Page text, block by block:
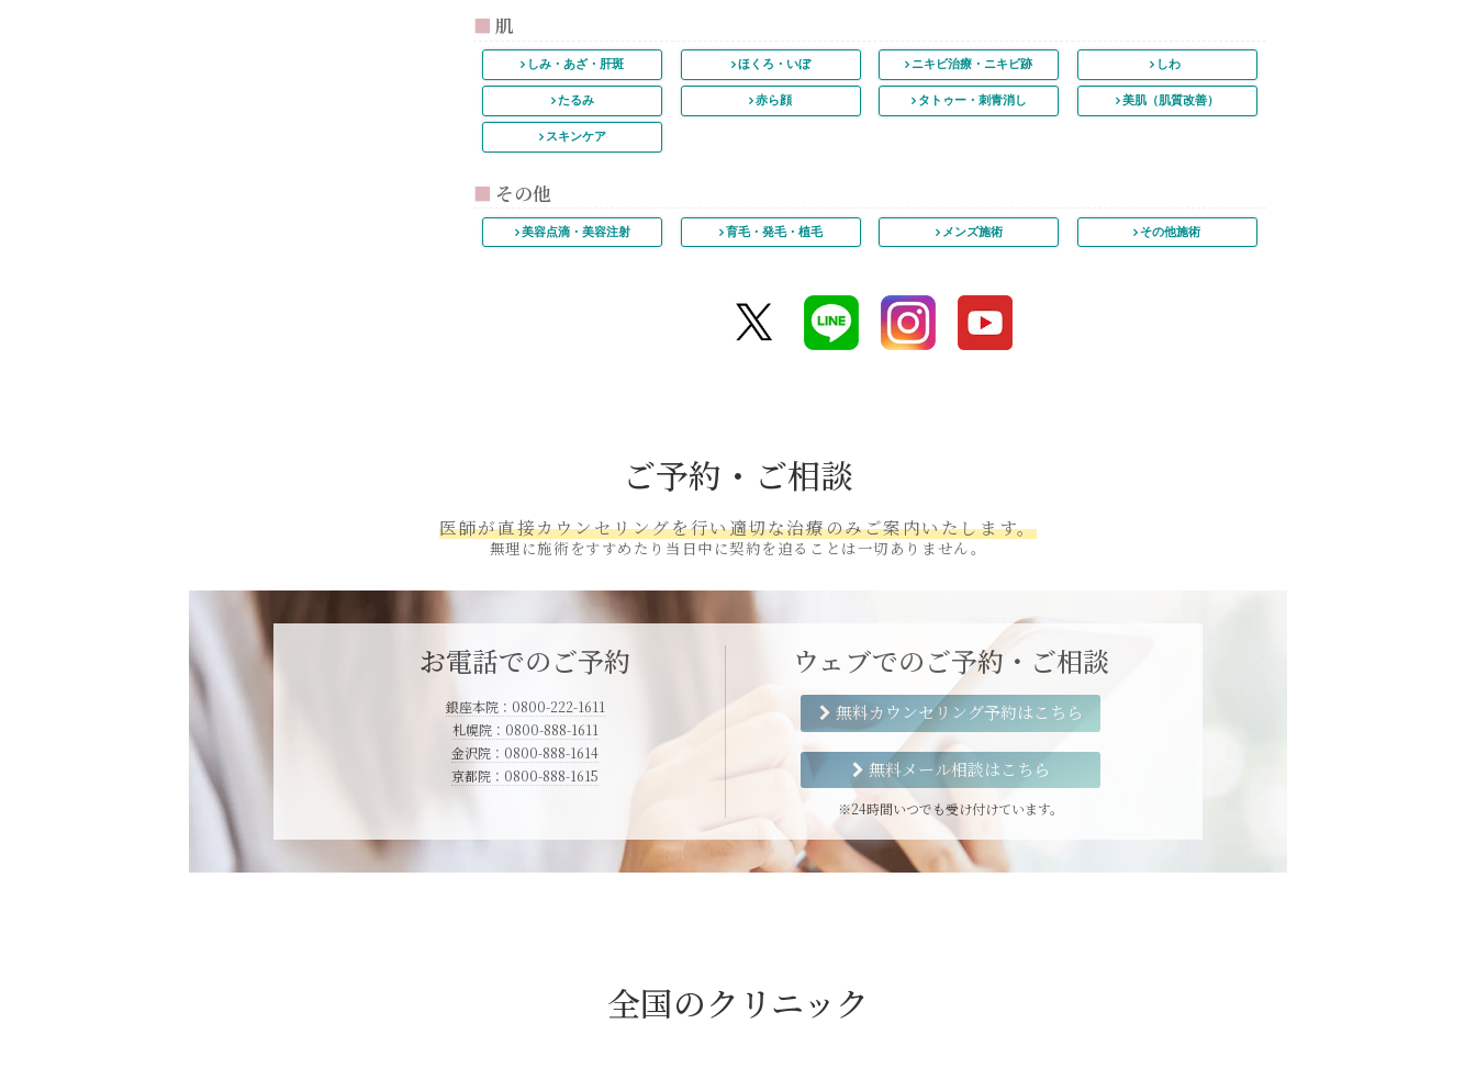
肌
しみ・あざ・肝斑 ほくろ・いぼ ニキビ治療・ニキビ跡 しわ
たるみ 赤ら顔 タトゥー・刺青消し 美肌（肌質改善）
スキンケア
その他
美容点滴・美容注射 育毛・発毛・植毛 メンズ施術 その他施術
ご予約・ご相談
医師が直接カウンセリングを行い適切な治療のみご案内いたします。
無理に施術をすすめたり 当日中に契約を迫ることは一切ありません。
お電話でのご予約
銀座本院：0800-222-1611
札幌院：0800-888-1611
金沢院：0800-888-1614
京都院：0800-888-1615
ウェブでのご予約・ご相談
無料カウンセリング予約はこちら
無料メール相談はこちら
※24時間いつでも受け付けています。
全国のクリニック